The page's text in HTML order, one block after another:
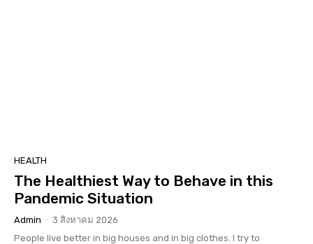
HEALTH
The Healthiest Way to Behave in this
Pandemic Situation
Admin - 3 สิงหาคม 2026
People live better in big houses and in big clothes. I try to